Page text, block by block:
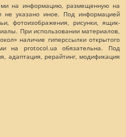
на информацию, размещенную на
не указано иное. Под информацией
фотоизображения, рисунки, ящик-
При использовании материалов,
наличие гиперссылки открытого
на protocol.ua обязательна. Под
адаптация, рерайтинг, модификация